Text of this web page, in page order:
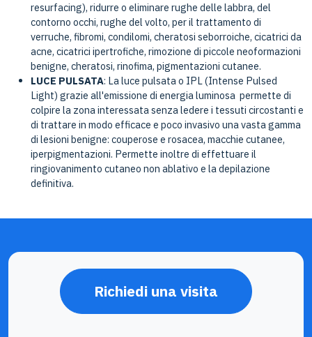
resurfacing), ridurre o eliminare rughe delle labbra, del
contorno occhi, rughe del volto, per il trattamento di
verruche, fibromi, condilomi, cheratosi seborroiche, cicatrici da
acne, cicatrici ipertrofiche, rimozione di piccole neoformazioni
benigne, cheratosi, rinofima, pigmentazioni cutanee.
LUCE PULSATA: La luce pulsata o IPL (Intense Pulsed
Light) grazie all'emissione di energia luminosa permette di
colpire la zona interessata senza ledere i tessuti circostanti e
di trattare in modo efficace e poco invasivo una vasta gamma
di lesioni benigne: couperose e rosacea, macchie cutanee,
iperpigmentazioni. Permette inoltre di effettuare il
ringiovanimento cutaneo non ablativo e la depilazione
definitiva.
Richiedi una visita